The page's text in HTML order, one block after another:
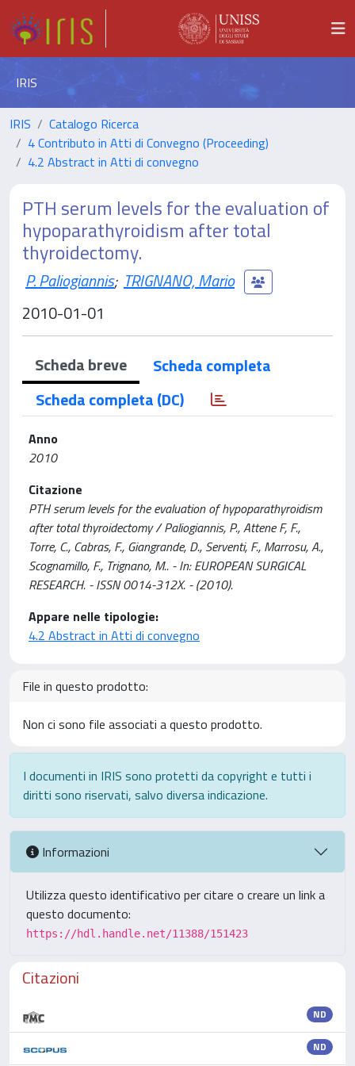
IRIS
IRIS
Catalogo Ricerca
4 Contributo in Atti di Convegno (Proceeding)
4.2 Abstract in Atti di convegno
PTH serum levels for the evaluation of
hypoparathyroidism after total
thyroidectomy.
P. Paliogiannis; TRIGNANO, Mario
2010-01-01
Scheda breve
Scheda completa
Scheda completa (DC)
Anno
2010
Citazione
PTH serum levels for the evaluation of hypoparathyroidism
after total thyroidectomy / Paliogiannis, P., Attene F, F.,
Torre, C., Cabras, F., Giangrande, D., Serventi, F., Marrosu, A.,
Scognamillo, F., Trignano, M.. - In: EUROPEAN SURGICAL
RESEARCH. - ISSN 0014-312X. - (2010).
Appare nelle tipologie:
4.2 Abstract in Atti di convegno
File in questo prodotto:
Non ci sono file associati a questo prodotto.
I documenti in IRIS sono protetti da copyright e tutti i
diritti sono riservati, salvo diversa indicazione.
Informazioni
Utilizza questo identificativo per citare o creare un link a
questo documento:
https://hdl.handle.net/11388/151423
Citazioni
ND
ND